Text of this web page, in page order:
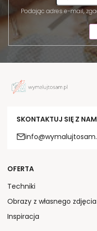
Podając adres e-mail,
SKONTAKTUJ SIĘ Z
OFERTA
Techniki
Obrazy z własnego zdjęcia
Inspiracja